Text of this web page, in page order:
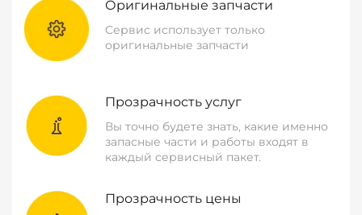
Оригинальные запчасти
Сервис использует только
оригинальные запчасти
Прозрачность услуг
Вы точно будете знать, какие именно
запасные части и работы входят в
каждый сервисный пакет.
Прозрачность цены